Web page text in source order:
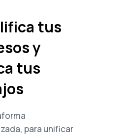
tus
y
tus
para unificar